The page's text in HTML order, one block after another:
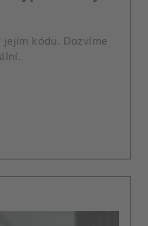
kódu. Dozvíme